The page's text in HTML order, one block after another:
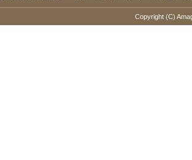
Copyright (C)